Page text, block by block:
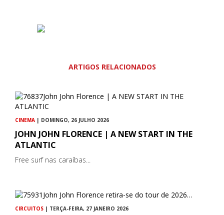
ARTIGOS RELACIONADOS
CINEMA | DOMINGO, 26 JULHO 2026
JOHN JOHN FLORENCE | A NEW START IN THE
ATLANTIC
Free surf nas caraíbas...
CIRCUITOS | TERÇA-FEIRA, 27 JANEIRO 2026